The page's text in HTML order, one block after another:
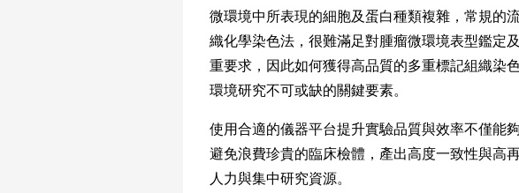
微環境中所表現的細胞及蛋白種類複雜，常規的
織化學染色法，很難滿足對腫瘤微環境表型鑑定
重要求，因此如何獲得高品質的多重標記組織染
環境研究不可或缺的關鍵要素。
使用合適的儀器平台提升實驗品質與效率不僅能
避免浪費珍貴的臨床檢體，產出高度一致性與高
人力與集中研究資源。